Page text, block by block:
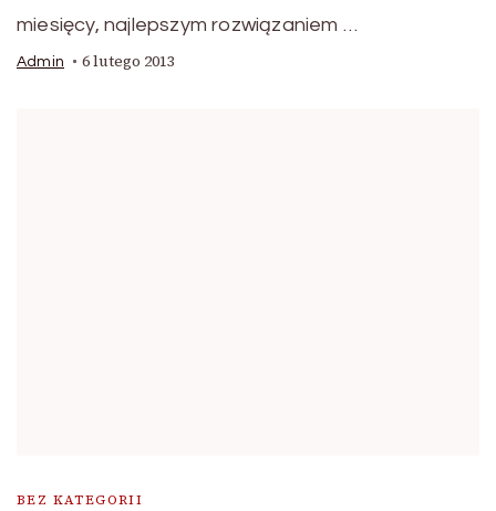
miesięcy, najlepszym rozwiązaniem …
Admin 6 lutego 2013
BEZ KATEGORII